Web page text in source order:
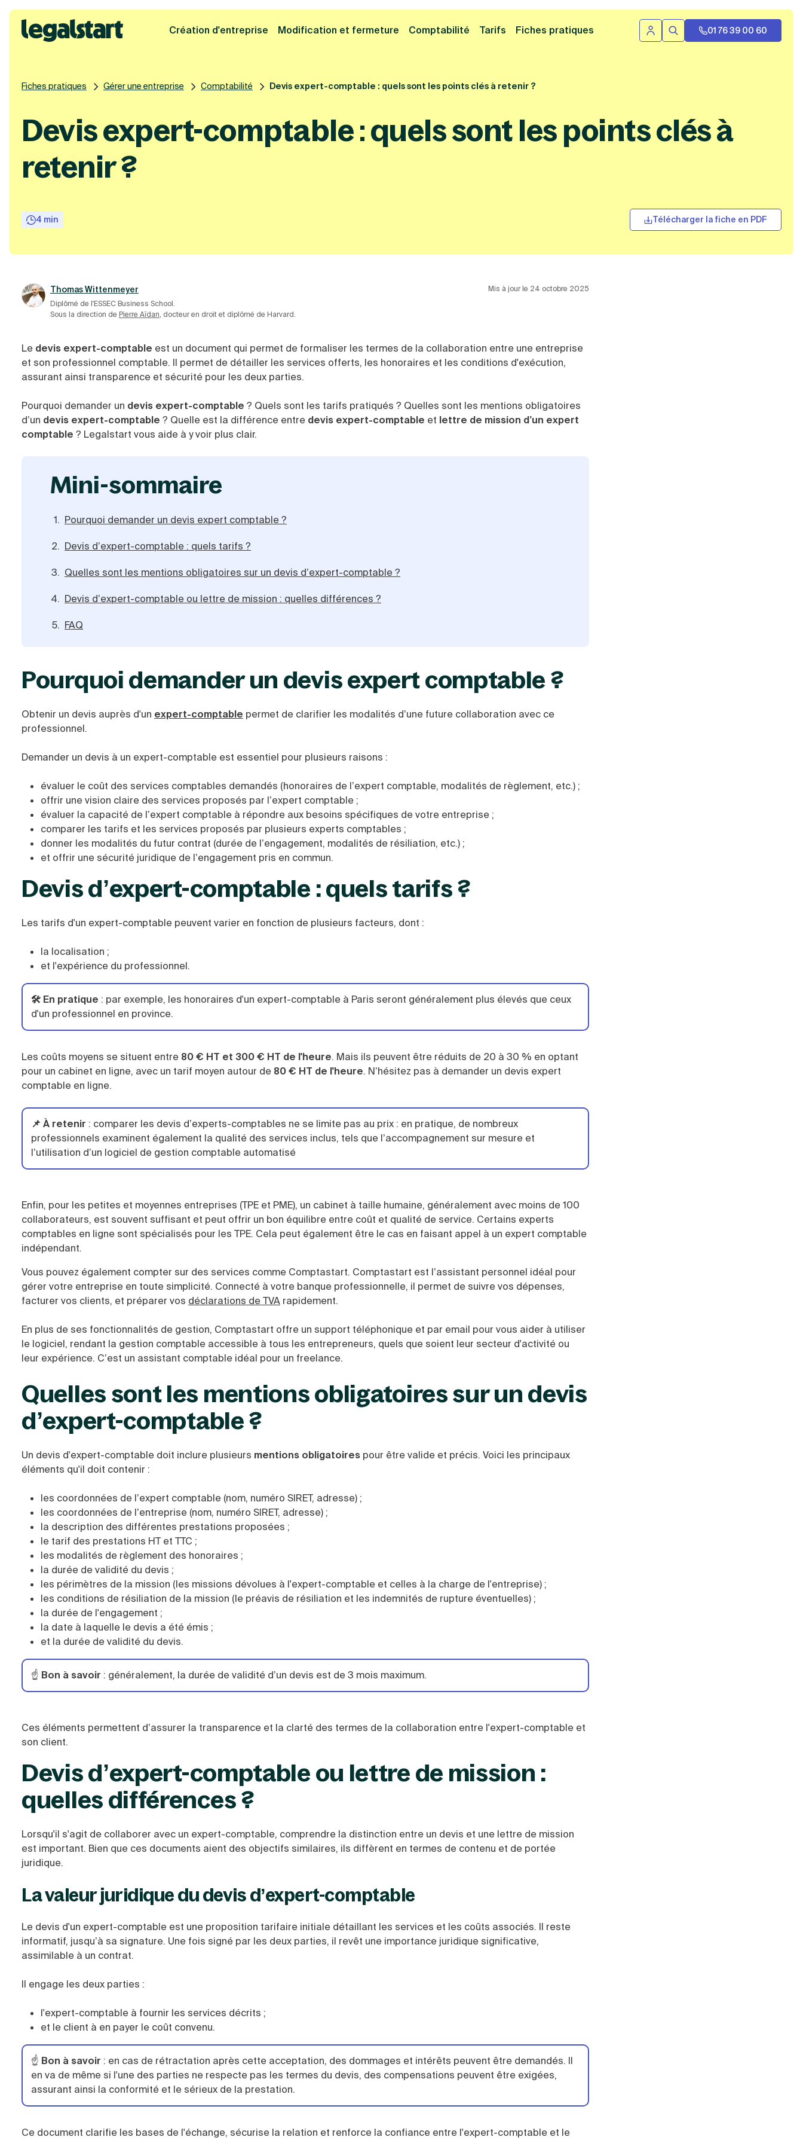
Cliquez ici pour reprendre votre démarche Fermer la bannière
Legalstart
Création d'entreprise Modification et fermeture Comptabilité Tarifs Fiches pratiques Se connecter
Rechercher01 76 39 00 60
Fiches pratiques Gérer une entreprise Comptabilité Devis expert-comptable : quels sont les points clés à retenir ?
Devis expert-comptable : quels sont les points clés à
retenir ?
4 min Télécharger la fiche en PDF
Thomas Wittenmeyer
Diplômé de l'ESSEC Business School.
Sous la direction de Pierre Aïdan, docteur en droit et diplômé de Harvard.
Mis à jour le 24 octobre 2025
Le devis expert-comptable est un document qui permet de formaliser les termes de la collaboration entre une entreprise
et son professionnel comptable. Il permet de détailler les services offerts, les honoraires et les conditions d'exécution,
assurant ainsi transparence et sécurité pour les deux parties.
Pourquoi demander un devis expert-comptable ? Quels sont les tarifs pratiqués ? Quelles sont les mentions obligatoires
d’un devis expert-comptable ? Quelle est la différence entre devis expert-comptable et lettre de mission d’un expert
comptable ? Legalstart vous aide à y voir plus clair.
mini-sommaire
Pourquoi demander un devis expert comptable ?
Devis d’expert-comptable : quels tarifs ?
Quelles sont les mentions obligatoires sur un devis d’expert-comptable ?
Devis d’expert-comptable ou lettre de mission : quelles différences ?
FAQ
Pourquoi demander un devis expert comptable ?
Obtenir un devis auprès d'un expert-comptable permet de clarifier les modalités d’une future collaboration avec ce
professionnel.
Demander un devis à un expert-comptable est essentiel pour plusieurs raisons :
évaluer le coût des services comptables demandés (honoraires de l’expert comptable, modalités de règlement, etc.) ;
offrir une vision claire des services proposés par l’expert comptable ;
évaluer la capacité de l’expert comptable à répondre aux besoins spécifiques de votre entreprise ;
comparer les tarifs et les services proposés par plusieurs experts comptables ;
donner les modalités du futur contrat (durée de l’engagement, modalités de résiliation, etc.) ;
et offrir une sécurité juridique de l’engagement pris en commun.
Devis d’expert-comptable : quels tarifs ?
Les tarifs d'un expert-comptable peuvent varier en fonction de plusieurs facteurs, dont :
la localisation ;
et l'expérience du professionnel.
🛠️ En pratique : par exemple, les honoraires d'un expert-comptable à Paris seront généralement plus élevés que ceux
d'un professionnel en province.
Les coûts moyens se situent entre 80 € HT et 300 € HT de l'heure. Mais ils peuvent être réduits de 20 à 30 % en optant
pour un cabinet en ligne, avec un tarif moyen autour de 80 € HT de l'heure. N’hésitez pas à demander un devis expert
comptable en ligne.
📌 À retenir : comparer les devis d’experts-comptables ne se limite pas au prix : en pratique, de nombreux
professionnels examinent également la qualité des services inclus, tels que l’accompagnement sur mesure et
l’utilisation d’un logiciel de gestion comptable automatisé
Enfin, pour les petites et moyennes entreprises (TPE et PME), un cabinet à taille humaine, généralement avec moins de 100
collaborateurs, est souvent suffisant et peut offrir un bon équilibre entre coût et qualité de service. Certains experts
comptables en ligne sont spécialisés pour les TPE. Cela peut également être le cas en faisant appel à un expert comptable
indépendant.
Vous pouvez également compter sur des services comme Comptastart. Comptastart est l’assistant personnel idéal pour
gérer votre entreprise en toute simplicité. Connecté à votre banque professionnelle, il permet de suivre vos dépenses,
facturer vos clients, et préparer vos déclarations de TVA rapidement.
En plus de ses fonctionnalités de gestion, Comptastart offre un support téléphonique et par email pour vous aider à utiliser
le logiciel, rendant la gestion comptable accessible à tous les entrepreneurs, quels que soient leur secteur d'activité ou
leur expérience. C’est un assistant comptable idéal pour un freelance.
Quelles sont les mentions obligatoires sur un devis
d’expert-comptable ?
Un devis d'expert-comptable doit inclure plusieurs mentions obligatoires pour être valide et précis. Voici les principaux
éléments qu'il doit contenir :
les coordonnées de l’expert comptable (nom, numéro SIRET, adresse) ;
les coordonnées de l’entreprise (nom, numéro SIRET, adresse) ;
la description des différentes prestations proposées ;
le tarif des prestations HT et TTC ;
les modalités de règlement des honoraires ;
la durée de validité du devis ;
les périmètres de la mission (les missions dévolues à l'expert-comptable et celles à la charge de l'entreprise) ;
les conditions de résiliation de la mission (le préavis de résiliation et les indemnités de rupture éventuelles) ;
la durée de l'engagement ;
la date à laquelle le devis a été émis ;
et la durée de validité du devis.
☝️ Bon à savoir : généralement, la durée de validité d’un devis est de 3 mois maximum.
Ces éléments permettent d’assurer la transparence et la clarté des termes de la collaboration entre l'expert-comptable et
son client.
Devis d’expert-comptable ou lettre de mission :
quelles différences ?
Lorsqu'il s'agit de collaborer avec un expert-comptable, comprendre la distinction entre un devis et une lettre de mission
est important. Bien que ces documents aient des objectifs similaires, ils diffèrent en termes de contenu et de portée
juridique.
La valeur juridique du devis d’expert-comptable
Le devis d'un expert-comptable est une proposition tarifaire initiale détaillant les services et les coûts associés. Il reste
informatif, jusqu’à sa signature. Une fois signé par les deux parties, il revêt une importance juridique significative,
assimilable à un contrat.
Il engage les deux parties :
l'expert-comptable à fournir les services décrits ;
et le client à en payer le coût convenu.
☝️ Bon à savoir : en cas de rétractation après cette acceptation, des dommages et intérêts peuvent être demandés. Il
en va de même si l'une des parties ne respecte pas les termes du devis, des compensations peuvent être exigées,
assurant ainsi la conformité et le sérieux de la prestation.
Ce document clarifie les bases de l'échange, sécurise la relation et renforce la confiance entre l'expert-comptable et le